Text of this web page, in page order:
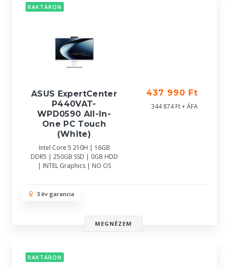
RAKTÁRON
ASUS ExpertCenter
P440VAT-
WPD0590 All-In-
One PC Touch
(White)
Intel Core 5 210H | 16GB
DDR5 | 250GB SSD | 0GB HDD
| INTEL Graphics | NO OS
437 990 Ft
344 874 Ft + ÁFA
3 év garancia
MEGNÉZEM
RAKTÁRON